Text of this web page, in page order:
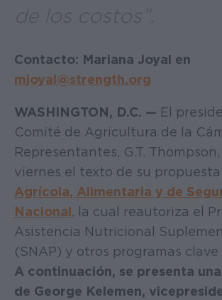
de los costos”.
Contacto: Mariana Joyal en
mjoyal@strength.org
WASHINGTON, D.C. — El
Comité de Agricultura de la
Representantes, G.T.
viernes el texto de su
Agrícola, Alimentaria y de
Nacional, la cual reautoriza el
Asistencia Nutricional
(SNAP) y otros programas
A continuación, se presenta
de George Kelemen,